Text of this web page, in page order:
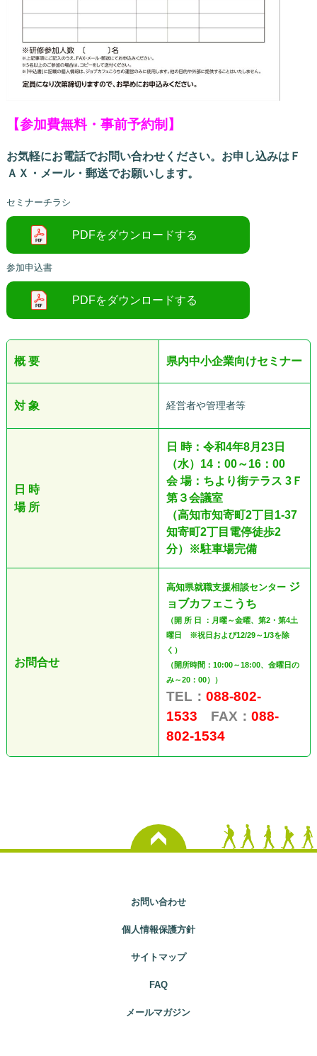
【参加費無料・事前予約制】
お気軽にお電話でお問い合わせください。お申し込みはＦ
ＡＸ・メール・郵送でお願いします。
セミナーチラシ
参加申込書
概 要 県内中小企業向けセミナー
対 象 経営者や管理者等
日 時
場 所
日 時：令和4年8月23日
（水）14：00～16：00
会 場：ちより街テラス 3Ｆ
第３会議室
（高知市知寄町2丁目1-37
知寄町2丁目電停徒歩2
分）※駐車場完備
お問合せ
高知県就職支援相談センター ジ
ョブカフェこうち
（開 所 日 ：月曜～金曜、第2・第4土
曜日 ※祝日および12/29～1/3を除
く）
（開所時間：10:00～18:00、金曜日の
み～20：00））
TEL： 088-802-
1533 FAX： 088-
802-1534
お問い合わせ
個人情報保護方針
サイトマップ
FAQ
メールマガジン